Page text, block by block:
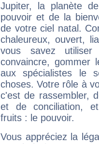
Jupiter, la planète
pouvoir et de la
de votre ciel natal.
chaleureux, ouvert,
vous savez
convaincre, gommer
aux spécialistes le
choses. Votre rôle à
c'est de rassembler,
et de conciliation,
fruits : le pouvoir.
Vous appréciez la